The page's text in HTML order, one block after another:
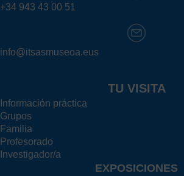
+34 943 43 00 51
info@itsasmuseoa.eus
TU VISITA
Información práctica
Grupos
Familia
Profesorado
Investigador/a
EXPOSICIONES